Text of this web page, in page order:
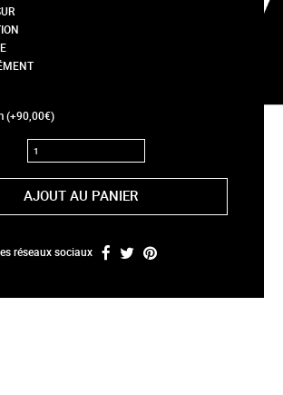
(+90,00€)
AJOUT AU PANIER
réseaux sociaux